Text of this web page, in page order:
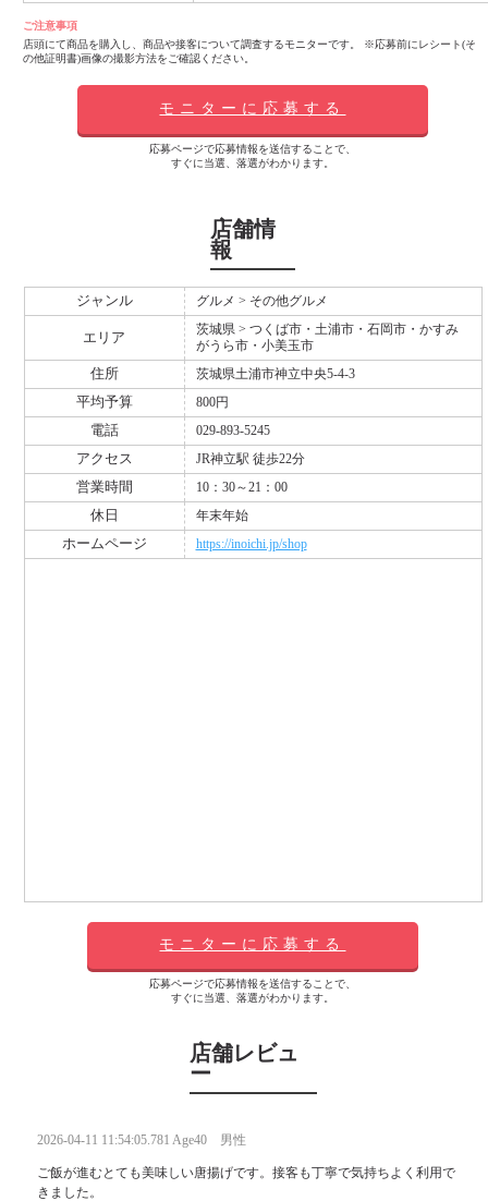
ご注意事項
店頭にて商品を購入し、商品や接客について調査するモニターです。 ※応募前にレシート(そ
の他証明書)画像の撮影方法をご確認ください。
モニターに応募する
応募ページで応募情報を送信することで、
すぐに当選、落選がわかります。
店舗情
報
ジャンル グルメ > その他グルメ
エリア
茨城県 > つくば市・土浦市・石岡市・かすみ
がうら市・小美玉市
住所 茨城県土浦市神立中央5-4-3
平均予算 800円
電話 029-893-5245
アクセス JR神立駅 徒歩22分
営業時間 10：30～21：00
休日 年末年始
ホームページ https://inoichi.jp/shop
モニターに応募する
応募ページで応募情報を送信することで、
すぐに当選、落選がわかります。
店舗レビュ
ー
2026-04-11 11:54:05.781 Age40 男性
ご飯が進むとても美味しい唐揚げです。接客も丁寧で気持ちよく利用で
きました。